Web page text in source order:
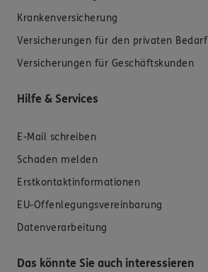
Krankenversicherung
Versicherungen für den privaten Bedarf
Versicherungen für Geschäftskunden
Hilfe & Services
E-Mail schreiben
Schaden melden
Erstkontaktinformationen
EU-Offenlegungsvereinbarung
Datenverarbeitung
Das könnte Sie auch interessieren